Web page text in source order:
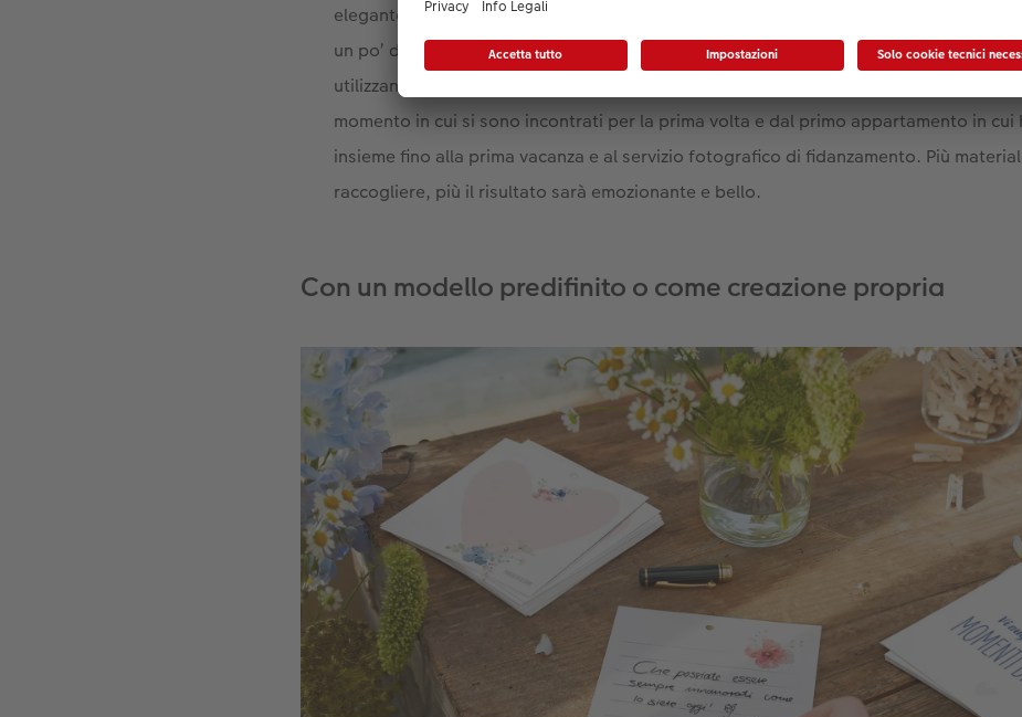
elegante, adatto alle occasioni di festa. Naturalmente, sei libero di scegliere i
un po’ di tempo in più per la preparazione, perché non provare a raccontare la
utilizzando le immagini? In questo modo si crea un piccolo viaggio nel tempo, ad
momento in cui si sono incontrati per la prima volta e dal primo appartamento in cui
insieme fino alla prima vacanza e al servizio fotografico di fidanzamento. Più
raccogliere, più il risultato sarà emozionante e bello.
Con un modello predifinito o come creazione propria